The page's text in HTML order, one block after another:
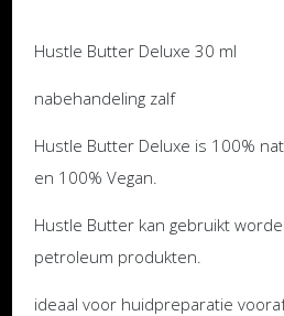
Hustle Butter Deluxe 30 ml
nabehandeling zalf
Hustle Butter Deluxe is 100%
en 100% Vegan.
Hustle Butter kan gebruikt
petroleum produkten.
ideaal voor huidpreparatie